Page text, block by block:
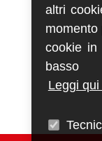
altri
cookie in
Leggi